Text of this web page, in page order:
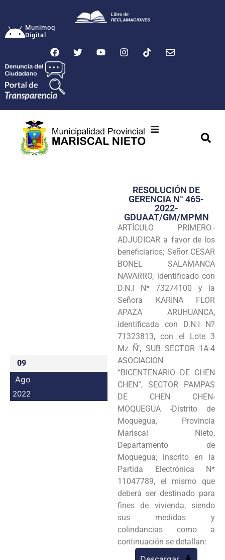
Munimoq
Digital
Transparencia
Seguridad
Programas
Intranet
09
Ago
2022
RESOLUCIÓN DE
GERENCIA N° 465-
2022-
GDUAAT/GM/MPMN
ARTÍCULO PRIMERO.-
ADJUDICAR a favor de los
beneficiarios; Señor CESAR
BONEL SALAMANCA
NAVARRO, identificado con
D.N.I N* 73274100 y la
Señora KARINA FLOR
APAZA ARUHUANCA,
identificada con D.N.I N?
71323813, con el Lote 3
Mz Ñ’, SUB SECTOR 1A-4
ASOCIACION
“BICENTENARIO DE CHEN
CHEN”, SECTOR PAMPAS
DE CHEN CHEN-
MOQUEGUA -Distrito de
Moquegua, Provincia
Mariscal Nieto,
Departamento de
Moquegua; inscrito en la
Partida Electrónica N*
11047789, el mismo que
deberá ser destinado para
fines de vivienda, siendo
sus medidas y
colindancias como a
continuación se detallan: